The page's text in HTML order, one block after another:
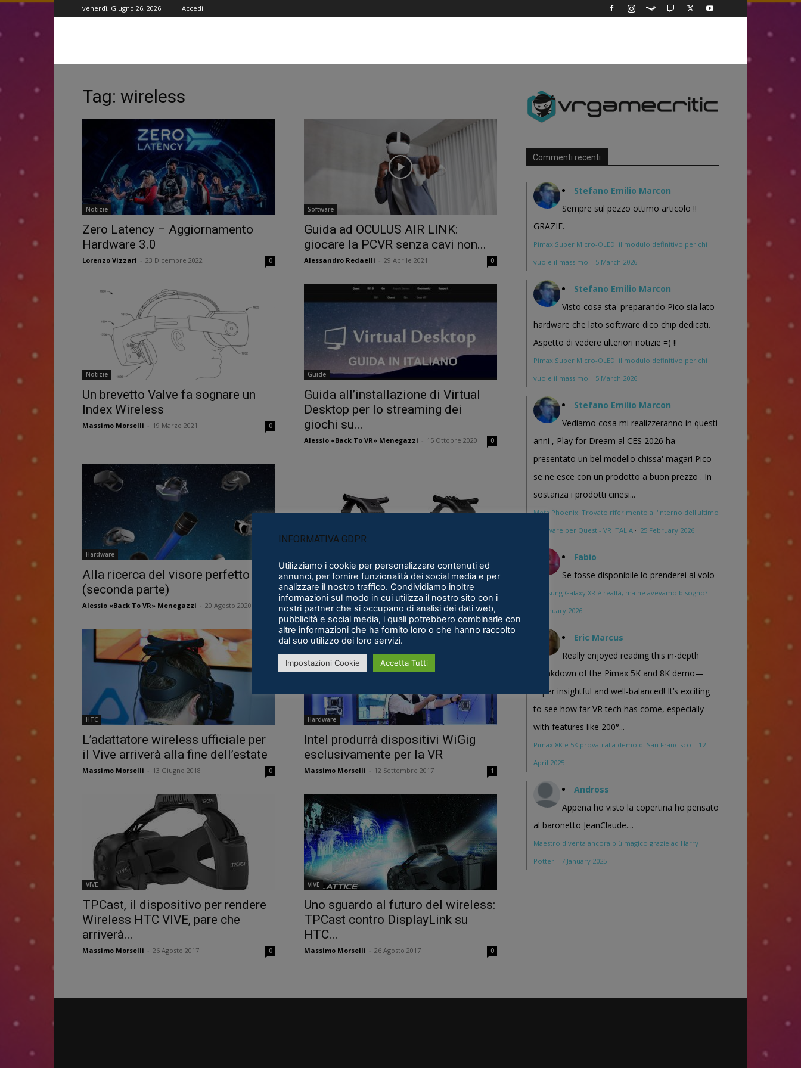
venerdì, Giugno 26, 2026 Accedi
Tag: wireless
Notizie
Zero Latency – Aggiornamento
Hardware 3.0
Lorenzo Vizzari 23 Dicembre 2022 0
Software
Guida ad OCULUS AIR LINK:
giocare la PCVR senza cavi non...
Alessandro Redaelli 29 Aprile 2021 0
Notizie
Un brevetto Valve fa sognare un
Index Wireless
Massimo Morselli 19 Marzo 2021 0
Guide
Guida all’installazione di Virtual
Desktop per lo streaming dei
giochi su...
Alessio «Back To VR» Menegazzi 15 Ottobre 2020 0
Hardware
Alla ricerca del visore perfetto
(seconda parte)
Alessio «Back To VR» Menegazzi 20 Agosto 2020
Vive Wireless adapter: aperte le
prevendite in Europa
Massimo Morselli - 5 Settembre 2018 0
HTC
L’adattatore wireless ufficiale per
il Vive arriverà alla fine dell’estate
Massimo Morselli 13 Giugno 2018 0
Hardware
Intel produrrà dispositivi WiGig
esclusivamente per la VR
Massimo Morselli 12 Settembre 2017 1
VIVE
TPCast, il dispositivo per rendere
Wireless HTC VIVE, pare che
arriverà...
Massimo Morselli 26 Agosto 2017 0
VIVE
Uno sguardo al futuro del wireless:
TPCast contro DisplayLink su
HTC...
Massimo Morselli 26 Agosto 2017 0
Commenti recenti
Stefano Emilio Marcon
Sempre sul pezzo ottimo articolo !!
GRAZIE.
Pimax Super Micro-OLED: il modulo definitivo per chi
vuole il massimo · 5 March 2026
Stefano Emilio Marcon
Visto cosa sta' preparando Pico sia lato
hardware che lato software dico chip dedicati.
Aspetto di vedere ulteriori notizie =) !!
Pimax Super Micro-OLED: il modulo definitivo per chi
vuole il massimo · 5 March 2026
Stefano Emilio Marcon
Vediamo cosa mi realizzeranno in questi
anni , Play for Dream al CES 2026 ha
presentato un bel modello chissa' magari Pico
se ne esce con un prodotto a buon prezzo . In
sostanza i prodotti cinesi...
Meta Phoenix: Trovato riferimento all'interno dell'ultimo
firmware per Quest - VR ITALIA · 25 February 2026
Fabio
Se fosse disponibile lo prenderei al volo
Samsung Galaxy XR è realtà, ma ne avevamo bisogno? ·
16 January 2026
Eric Marcus
Really enjoyed reading this in-depth
breakdown of the Pimax 5K and 8K demo—
super insightful and well-balanced! It’s exciting
to see how far VR tech has come, especially
with features like 200°...
Pimax 8K e 5K provati alla demo di San Francisco · 12
April 2025
Andross
Appena ho visto la copertina ho pensato
al baronetto JeanClaude....
Maestro diventa ancora più magico grazie ad Harry
Potter · 7 January 2025
INFORMATIVA GDPR
Utilizziamo i cookie per personalizzare contenuti ed
annunci, per fornire funzionalità dei social media e per
analizzare il nostro traffico. Condividiamo inoltre
informazioni sul modo in cui utilizza il nostro sito con i
nostri partner che si occupano di analisi dei dati web,
pubblicità e social media, i quali potrebbero combinarle con
altre informazioni che ha fornito loro o che hanno raccolto
dal suo utilizzo dei loro servizi.
Impostazioni Cookie Accetta Tutti